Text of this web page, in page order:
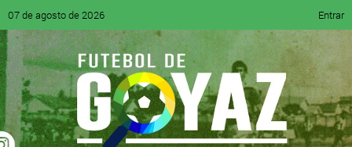
07 de agosto de 2026 Entrar